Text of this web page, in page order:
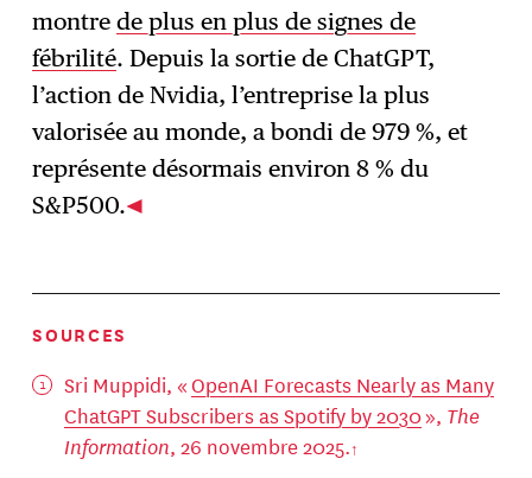
montrede plus en plus de signes de
fébrilité. Depuis la sortie de ChatGPT,
l’action de Nvidia, l’entreprise la plus
valorisée au monde, a bondi de 979 %, et
représente désormais environ 8 % du
S&P500.
SOURCES
Sri Muppidi, «OpenAI Forecasts Nearly as Many
ChatGPT Subscribers as Spotify by 2030», The
Information, 26 novembre 2025.